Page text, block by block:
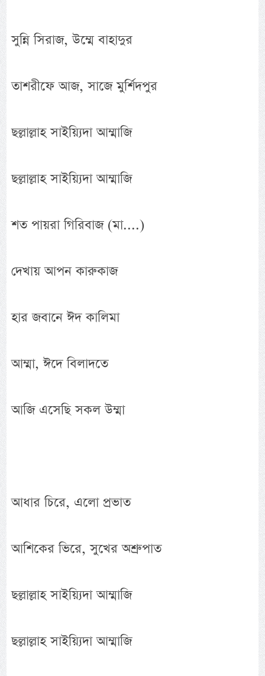
সুন্নি সিরাজ, উম্মে বাহাদুর
তাশরীফে আজ, সাজে মুর্শিদপুর
ছল্লাল্লাহ সাইয়্যিদা আম্মাজি
ছল্লাল্লাহ সাইয়্যিদা আম্মাজি
শত পায়রা গিরিবাজ (মা....)
দেখায় আপন কারুকাজ
হার জবানে ঈদ কালিমা
আম্মা, ঈদে বিলাদতে
আজি এসেছি সকল উম্মা
আধার চিরে, এলো প্রভাত
আশিকের ভিরে, সুখের অশ্রুপাত
ছল্লাল্লাহ সাইয়্যিদা আম্মাজি
ছল্লাল্লাহ সাইয়্যিদা আম্মাজি